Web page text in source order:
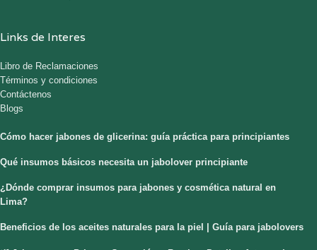
Links de Interes
Libro de Reclamaciones
Términos y condiciones
Contáctenos
Blogs
Cómo hacer jabones de glicerina: guía práctica para principiantes
Qué insumos básicos necesita un jabolover principiante
¿Dónde comprar insumos para jabones y cosmética natural en
Lima?
Beneficios de los aceites naturales para la piel | Guía para jabolovers